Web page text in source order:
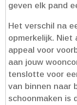
geven elk pand
Het verschil na
opmerkelijk.​ Niet
appeal voor
aan jouw
tenslotte voor
van binnen naar
schoonmaken is